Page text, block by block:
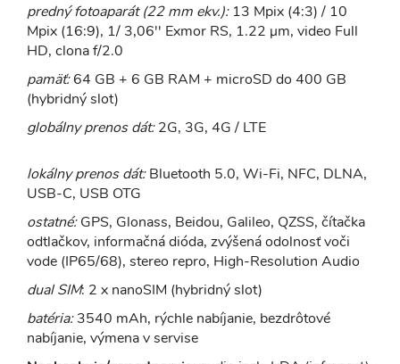
predný fotoaparát (22 mm ekv.):13 Mpix (4:3) / 10
Mpix (16:9), 1/ 3,06'' Exmor RS, 1.22 μm, video Full
HD, clona f/2.0
pamäť:64 GB + 6 GB RAM + microSD do 400 GB
(hybridný slot)
globálny prenos dát:2G, 3G, 4G / LTE
lokálny prenos dát:Bluetooth 5.0, Wi-Fi, NFC, DLNA,
USB-C, USB OTG
ostatné:GPS, Glonass, Beidou, Galileo, QZSS, čítačka
odtlačkov, informačná dióda, zvýšená odolnosť voči
vode (IP65/68), stereo repro, High-Resolution Audio
dual SIM: 2 x nanoSIM (hybridný slot)
batéria:3540 mAh, rýchle nabíjanie, bezdrôtové
nabíjanie, výmena v servise